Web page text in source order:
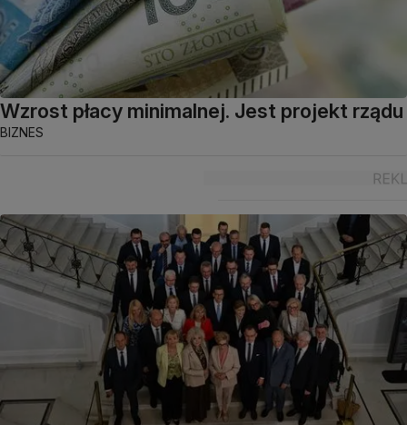
Wzrost płacy minimalnej. Jest projekt rządu
BIZNES